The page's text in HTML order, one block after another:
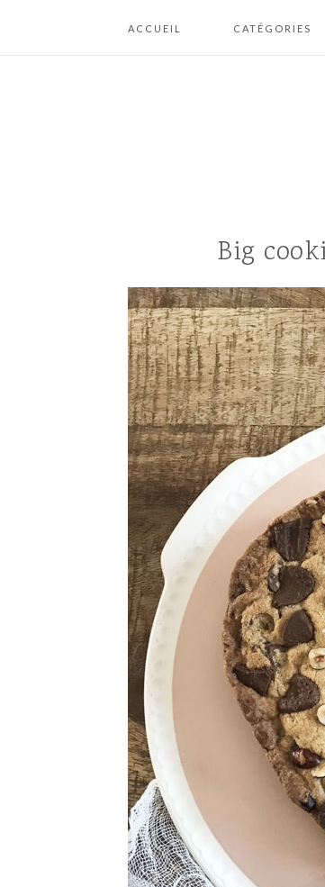
ACCUEIL CATÉGORIES
FONDANTS
CHEESECAKES /
CRUMBLES
CONFISERIES /
CHOCOLATS
CRÈMES / FLANS
MOUSSES
DESSERTS
GLACES /
MACARONS /
MERINGUES
MUFFINS /
MADELEINES
SANS GLUTEN –
TARTES /
GALETTES
Big